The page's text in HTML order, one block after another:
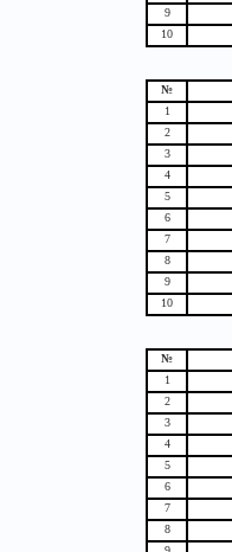
9
10
№
1
2
3
4
5
6
7
8
9
10
№
1
2
3
4
5
6
7
8